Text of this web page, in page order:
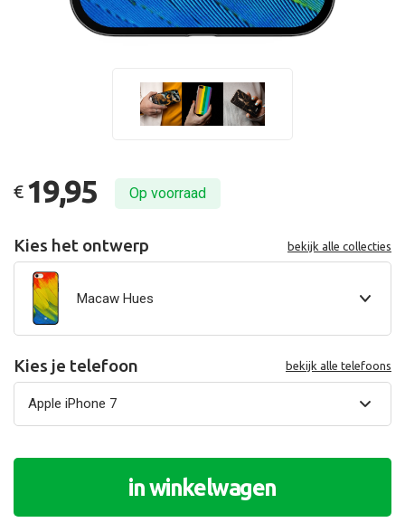
€ 19,95 Op voorraad
Kies het ontwerp bekijk alle collecties
Macaw Hues
Kies je telefoon bekijk alle telefoons
in winkelwagen